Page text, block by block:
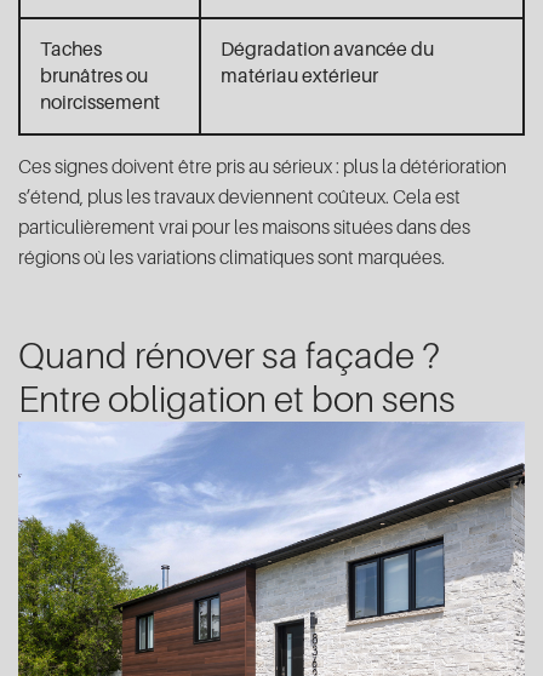
Taches
brunâtres ou
noircissement
Dégradation avancée du
matériau extérieur
Ces signes doivent être pris au sérieux : plus la détérioration
s’étend, plus les travaux deviennent coûteux. Cela est
particulièrement vrai pour les maisons situées dans des
régions où les variations climatiques sont marquées.
Quand rénover sa façade ?
Entre obligation et bon sens